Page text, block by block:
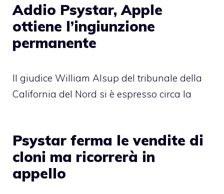
Addio Psystar, Apple
ottiene l’ingiunzione
permanente
Il giudice William Alsup del tribunale della
California del Nord si è espresso circa la
Psystar ferma le vendite di
cloni ma ricorrerà in
appello